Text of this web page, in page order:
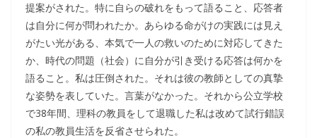
提案がされた。特に自らの破れをもって語ること、応答者
は自分に何が問われたか。あらゆる命がけの実践には見え
がたい光がある、本気で一人の救いのために対応してきた
か、時代の問題（社会）に自分が引き受ける応答は何かを
語ること。私は圧倒された。それは彼の教師としての真摯
な姿勢を表していた。言葉がなかった。それから公立学校
で38年間、理科の教員をして退職した私は改めて試行錯誤
の私の教員生活を反省させられた。